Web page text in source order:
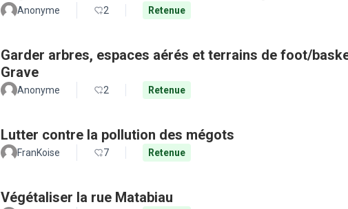
Anonyme 2 Retenue
Garder arbres, espaces aérés et terrains de foot/
Grave
Anonyme 2 Retenue
Lutter contre la pollution des mégots
FranKoise 7 Retenue
Végétaliser la rue Matabiau